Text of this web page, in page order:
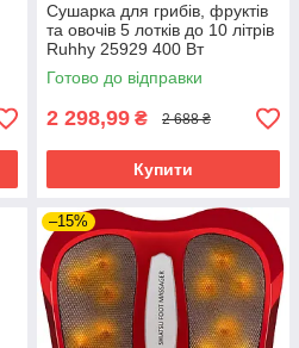
Сушарка для грибів, фруктів
та овочів 5 лотків до 10 літрів
Ruhhy 25929 400 Вт
Готово до відправки
2 298,99 ₴ 2 688 ₴
Купити
–15%